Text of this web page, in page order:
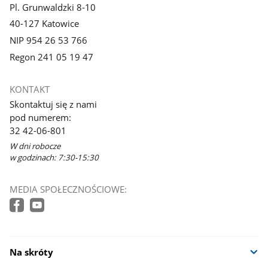
Pl. Grunwaldzki 8-10
40-127 Katowice
NIP 954 26 53 766
Regon 241 05 19 47
KONTAKT
Skontaktuj się z nami
pod numerem:
32 42-06-801
W dni robocze
w godzinach: 7:30-15:30
MEDIA SPOŁECZNOŚCIOWE:
Na skróty